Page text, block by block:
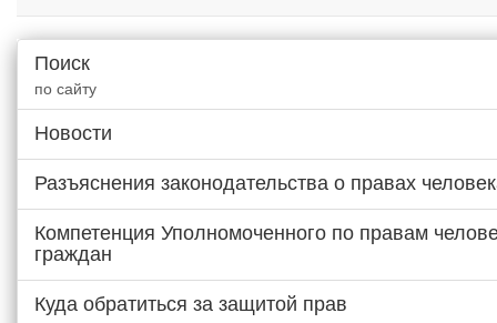
Поиск
по сайту
Новости
Разъяснения законодательства о правах
Компетенция Уполномоченного по правам
граждан
Куда обратиться за защитой прав